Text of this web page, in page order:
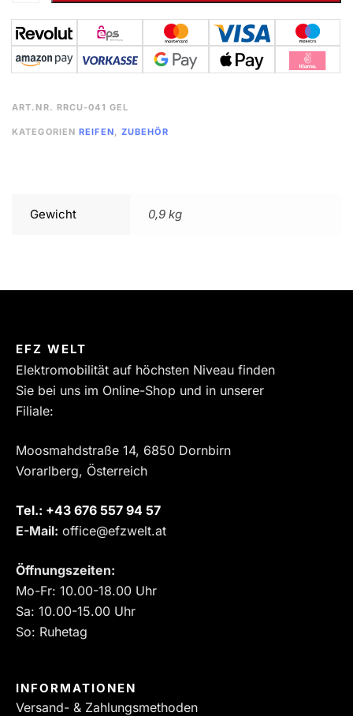
ART.NR. RRCU-041 GEL
KATEGORIEN REIFEN, ZUBEHÖR
Gewicht 0,9 kg
EFZ WELT
Elektromobilität auf höchsten Niveau finden
Sie bei uns im Online-Shop und in unserer
Filiale:
Moosmahdstraße 14, 6850 Dornbirn
Vorarlberg, Österreich
Tel.: ‎+43 676 557 94 57
E-Mail: office@efzwelt.at
Öffnungszeiten:
Mo-Fr: 10.00-18.00 Uhr
Sa: 10.00-15.00 Uhr
So: Ruhetag
INFORMATIONEN
Versand- & Zahlungsmethoden